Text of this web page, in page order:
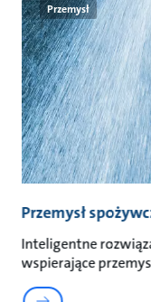
Przemysł
Przemysł
Inteligentne
wspierające